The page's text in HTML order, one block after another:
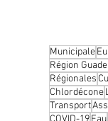
Municipale
Région
Régionales
Chlordécone
Transport